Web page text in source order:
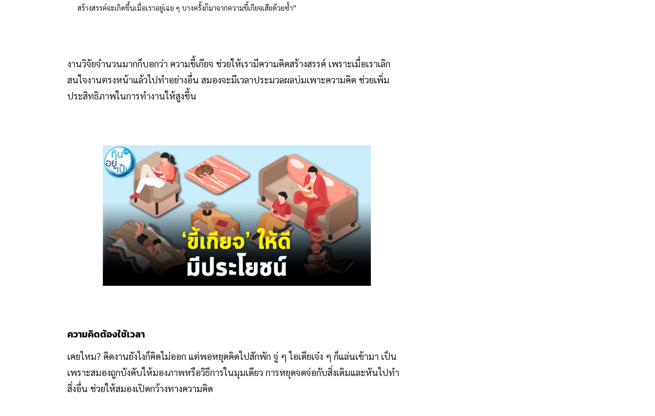
สร้างสรรค์จะเกิดขึ้นเมื่อเราอยู่เฉย ๆ บางครั้งก็มาจากความขี้เกียจเสียด้วยซ้ำ”
งานวิจัยจำนวนมากก็บอกว่า ความขี้เกียจ ช่วยให้เรามีความคิดสร้างสรรค์ เพราะเมื่อเราเลิก
สนใจงานตรงหน้าแล้วไปทำอย่างอื่น สมองจะมีเวลาประมวลผลบ่มเพาะความคิด ช่วยเพิ่ม
ประสิทธิภาพในการทำงานให้สูงขึ้น
ความคิดต้องใช้เวลา
เคยไหม? คิดงานยังไงก็คิดไม่ออก แต่พอหยุดคิดไปสักพัก จู่ ๆ ไอเดียเจ๋ง ๆ ก็แล่นเข้ามา เป็น
เพราะสมองถูกบังคับให้มองภาพหรือวิธีการในมุมเดียว การหยุดจดจ่อกับสิ่งเดิมและหันไปทำ
สิ่งอื่น ช่วยให้สมองเปิดกว้างทางความคิด